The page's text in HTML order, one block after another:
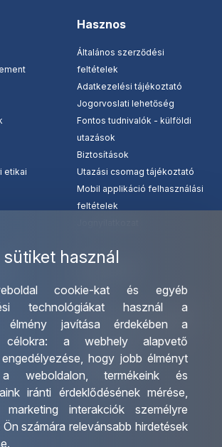
használ
cookie-kat és egyéb
technológiákat használ a
élmény javítása érdekében a
célokra: a webhely alapvető
, hogy jobb élményt
weboldalon,termékeink és
iránti érdeklődésének mérése,
interakciók személyre
Ön számára relevánsabb hirdetések
.
etikai
Hasznos
Általános szerződési
feltételek
Adatkezelési tájékoztató
Jogorvoslati lehetőség
Fontos tudnivalók - külföldi
utazások
Biztosítások
Utazási csomag tájékoztató
Mobil applikáció felhasználási
feltételek
Irodáink
Utazásszervező partnereink
Viszonteladó Partnereink
Partnereinknek
Utazási kérdőív
Impresszum